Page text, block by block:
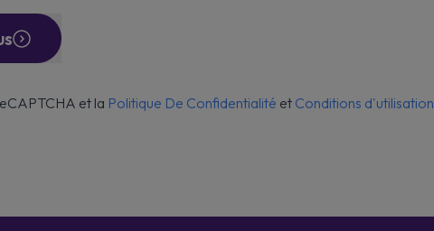
et la Politique De Confidentialité et Conditions d'utilisation